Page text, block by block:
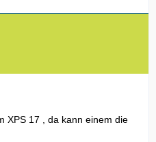
XPS 17 , da kann einem die